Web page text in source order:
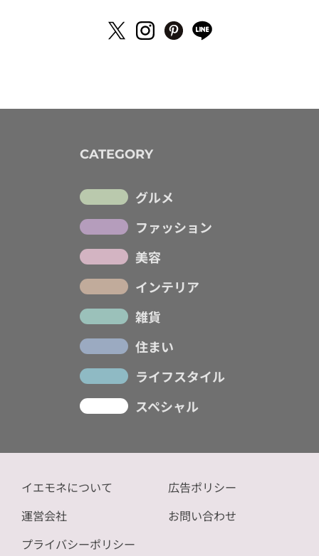
CATEGORY
グルメ
ファッション
美容
インテリア
雑貨
住まい
ライフスタイル
スペシャル
イエモネについて
運営会社
プライバシーポリシー
広告ポリシー
お問い合わせ